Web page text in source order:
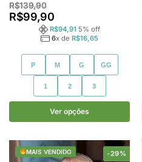
R$139,90
R$99,90
R$94,91 5% off
6x de R$16,65
P M G GG
1 2 3
Ver opções
-29%
MAIS VENDIDO